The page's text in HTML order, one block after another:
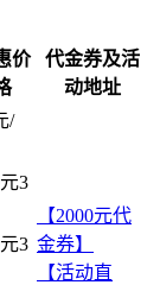
价
代金券及活
动地址
/
【2000元代
金券】
【活动直
3
3